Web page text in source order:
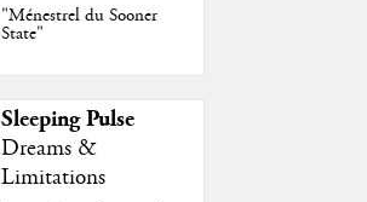
"Ménestrel du Sooner
State"
Sleeping Pulse
Dreams &
Limitations